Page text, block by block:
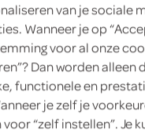
zijn niet
worden wél
winkelmand.
van je sociale
Wanneer je op
voor al onze
Dan worden alleen
functionele en
je zelf je
voor “zelf instellen”. Je